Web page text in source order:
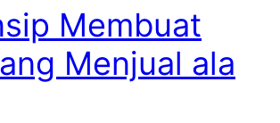
Membuat
Menjual ala